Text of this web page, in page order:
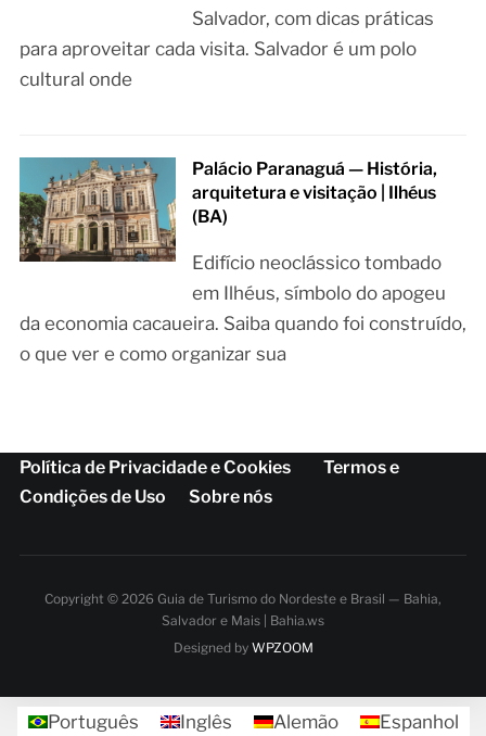
Salvador, com dicas práticas
para aproveitar cada visita. Salvador é um polo
cultural onde
Palácio Paranaguá — História,
arquitetura e visitação | Ilhéus
(BA)
Edifício neoclássico tombado
em Ilhéus, símbolo do apogeu
da economia cacaueira. Saiba quando foi construído,
o que ver e como organizar sua
Política de Privacidade e Cookies
Termos e
Condições de Uso
Sobre nós
Copyright © 2026 Guia de Turismo do Nordeste e Brasil — Bahia,
Salvador e Mais | Bahia.ws
Designed by WPZOOM
Português Inglês Alemão Espanhol